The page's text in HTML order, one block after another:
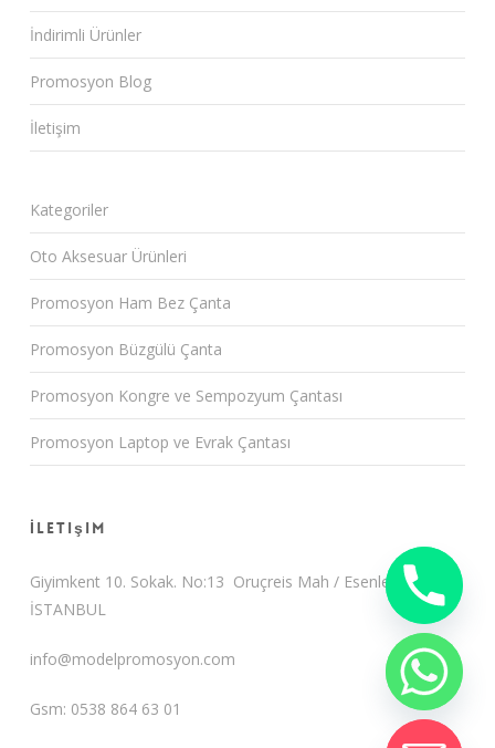
İndirimli Ürünler
Promosyon Blog
İletişim
Kategoriler
Oto Aksesuar Ürünleri
Promosyon Ham Bez Çanta
Promosyon Büzgülü Çanta
Promosyon Kongre ve Sempozyum Çantası
Promosyon Laptop ve Evrak Çantası
İletişim
Giyimkent 10. Sokak. No:13 Oruçreis Mah / Esenler /
İSTANBUL
info@modelpromosyon.com
Gsm: 0538 864 63 01